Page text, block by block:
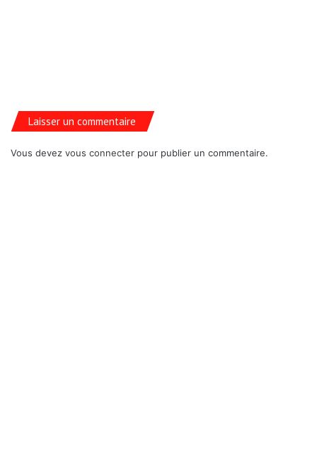
Laisser un commentaire
Vous devez vous connecter pour publier un commentaire.